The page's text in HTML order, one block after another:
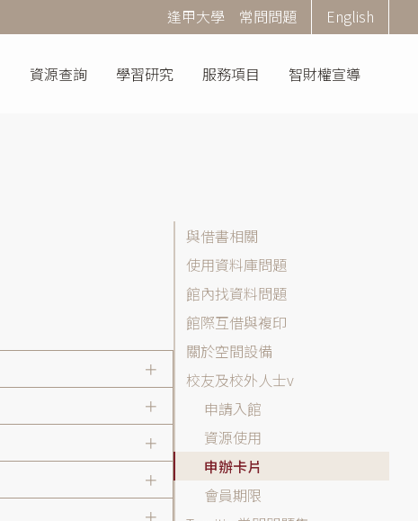
Corner
Menu
逢甲大學 常問問題 English
資源查詢 學習研究 服務項目 智財權宣導
題
(FAQ)
分
類
列
與借書相關
使用資料庫問題
館內找資料問題
館際互借與複印
關於空間設備
校友及校外人士
申請入館
資源使用
申辦卡片
會員期限